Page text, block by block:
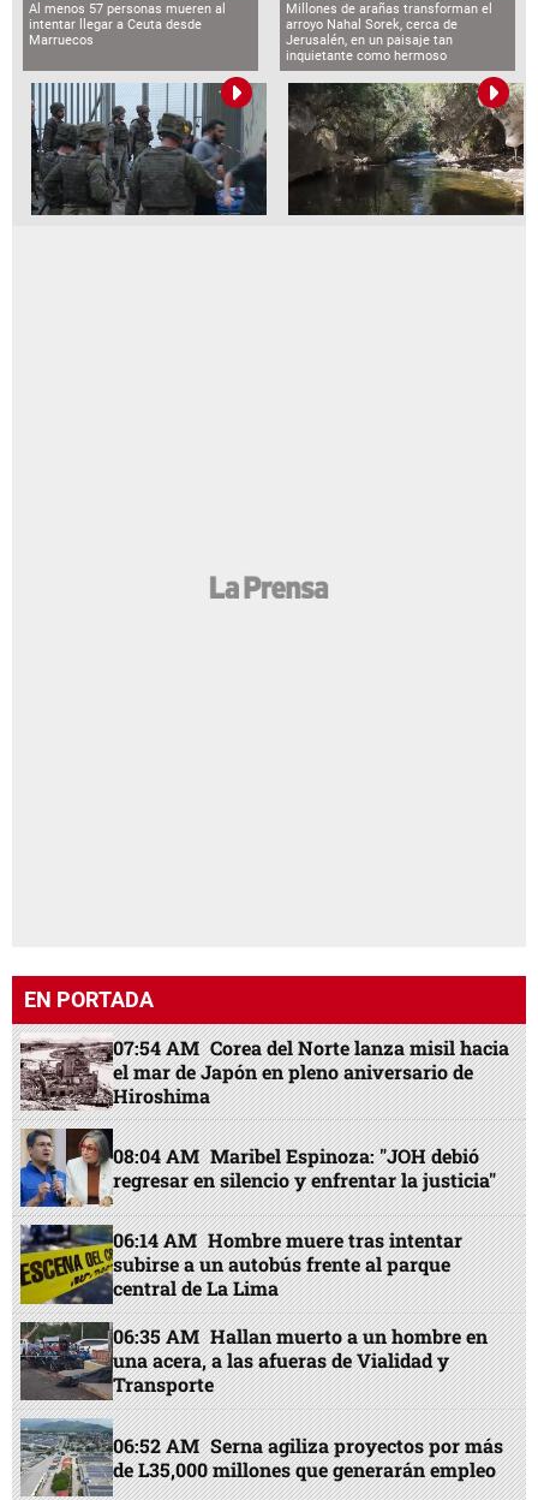
Al menos 57 personas mueren al
intentar llegar a Ceuta desde
Marruecos
Millones de arañas transforman el
arroyo Nahal Sorek, cerca de
Jerusalén, en un paisaje tan
inquietante como hermoso
EN PORTADA
07:54 AM Corea del Norte lanza misil hacia
el mar de Japón en pleno aniversario de
Hiroshima
08:04 AM Maribel Espinoza: "JOH debió
regresar en silencio y enfrentar la justicia"
06:14 AM Hombre muere tras intentar
subirse a un autobús frente al parque
central de La Lima
06:35 AM Hallan muerto a un hombre en
una acera, a las afueras de Vialidad y
Transporte
06:52 AM Serna agiliza proyectos por más
de L35,000 millones que generarán empleo